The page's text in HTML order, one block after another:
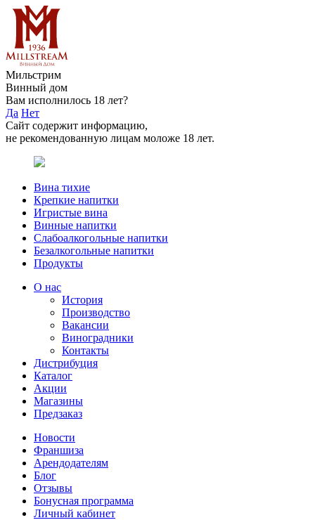
Мильстрим
Винный дом
Вам исполнилось 18 лет?
Да Нет
Сайт содержит информацию,
не рекомендованную лицам моложе 18 лет.
Вина тихие
Крепкие напитки
Игристые вина
Винные напитки
Слабоалкогольные напитки
Безалкогольные напитки
Продукты
О нас
История
Производство
Вакансии
Виноградники
Контакты
Дистрибуция
Каталог
Акции
Магазины
Предзаказ
Новости
Франшиза
Арендодателям
Блог
Отзывы
Бонусная программа
Личный кабинет